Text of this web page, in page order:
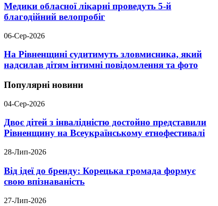
Медики обласної лікарні проведуть 5-й
благодійний велопробіг
06-Сер-2026
На Рівненщині судитимуть зловмисника, який
надсилав дітям інтимні повідомлення та фото
Популярні новини
04-Сер-2026
Двоє дітей з інвалідністю достойно представили
Рівненщину на Всеукраїнському етнофестивалі
28-Лип-2026
Від ідеї до бренду: Корецька громада формує
свою впізнаваність
27-Лип-2026